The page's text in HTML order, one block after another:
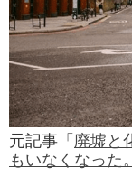
元記事「廃墟と
もいなくなった